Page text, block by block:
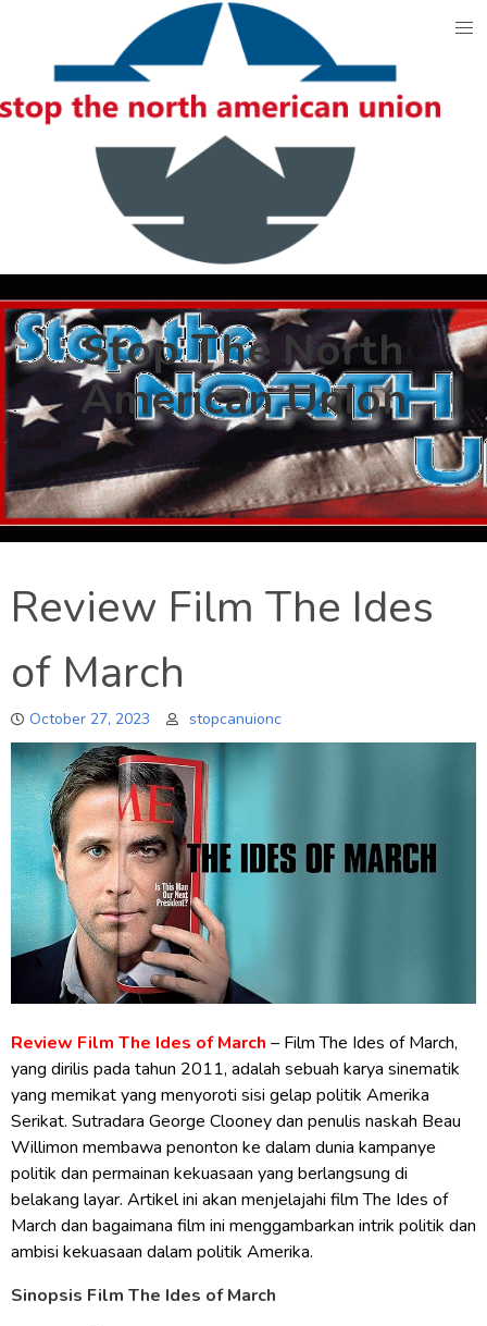
content
Stop The North
American Union
Review Film The Ides
of March
October 27, 2023 stopcanuionc
Review Film The Ides of March – Film The Ides of March,
yang dirilis pada tahun 2011, adalah sebuah karya sinematik
yang memikat yang menyoroti sisi gelap politik Amerika
Serikat. Sutradara George Clooney dan penulis naskah Beau
Willimon membawa penonton ke dalam dunia kampanye
politik dan permainan kekuasaan yang berlangsung di
belakang layar. Artikel ini akan menjelajahi film The Ides of
March dan bagaimana film ini menggambarkan intrik politik dan
ambisi kekuasaan dalam politik Amerika.
Sinopsis Film The Ides of March